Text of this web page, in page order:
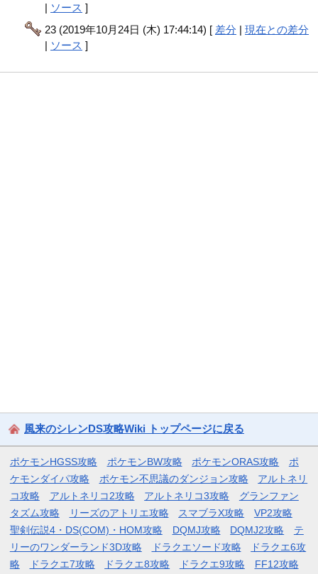
| ソース ]
23 (2019年10月24日 (木) 17:44:14) [ 差分 |現在との差分
| ソース ]
風来のシレンDS攻略Wiki トップページに戻る
ポケモンHGSS攻略 ポケモンBW攻略 ポケモンORAS攻略
ポ
ケモンダイパ攻略
ポケモン不思議のダンジョン攻略
アルトネリ
コ攻略
アルトネリコ2攻略 アルトネリコ3攻略
グランファン
タズム攻略
リーズのアトリエ攻略 スマブラX攻略
VP2攻略
聖剣伝説4・DS(COM)・HOM攻略
DQMJ攻略 DQMJ2攻略
テ
リーのワンダーランド3D攻略
ドラクエソード攻略
ドラクエ6攻
略
ドラクエ7攻略 ドラクエ8攻略 ドラクエ9攻略 FF12攻略